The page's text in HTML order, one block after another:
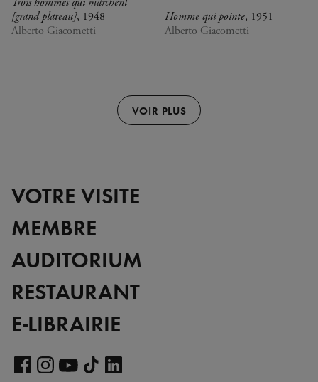
[grand plateau], 1948
Alberto Giacometti
Homme qui pointe, 1951
Alberto Giacometti
VOIR PLUS
VOTRE VISITE
MEMBRE
AUDITORIUM
RESTAURANT
E-LIBRAIRIE